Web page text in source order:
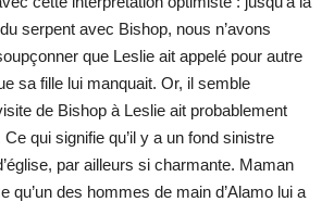
serpent avec Bishop, nous n’avons
que Leslie ait appelé pour autre
sa fille lui manquait. Or, il semble
de Bishop à Leslie ait probablement
qui signifie qu’il y a un fond sinistre
par ailleurs si charmante. Maman
qu’un des hommes de main d’Alamo lui a